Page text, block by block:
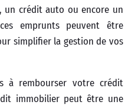
un crédit auto ou encore un
emprunts peuvent être
simplifier la gestion de vos
à rembourser votre crédit
immobilier peut être une